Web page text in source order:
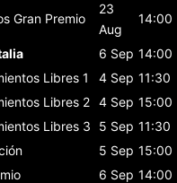
Gran Premio
23
Aug
14:00
6 Sep 14:00
Libres 1 4 Sep 11:30
Libres 2 4 Sep 15:00
Libres 3 5 Sep 11:30
5 Sep 15:00
6 Sep 14:00